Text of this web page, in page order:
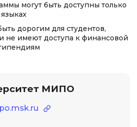
могут быть доступны только
дорогим для студентов,
не имеют доступа к финансовой
МИПО